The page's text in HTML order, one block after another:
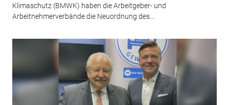
Klimaschutz (BMWK) haben die Arbeitgeber- und
Arbeitnehmerverbände die Neuordnung des...